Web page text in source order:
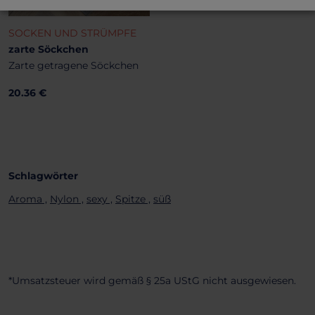
SOCKEN UND STRÜMPFE
zarte Söckchen
Zarte getragene Söckchen
20.36 €
Schlagwörter
Aroma , Nylon , sexy , Spitze , süß
*Umsatzsteuer wird gemäß § 25a UStG nicht ausgewiesen.